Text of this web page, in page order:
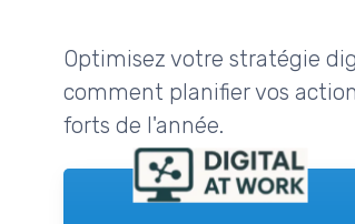
Optimisez votre stratégie
comment planifier vos
forts de l'année.